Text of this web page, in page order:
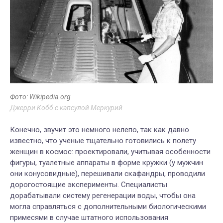
Фото: Wikipedia.org
Джерри Кобб с капсулой Меркурий
Конечно, звучит это немного нелепо, так как давно
известно, что ученые тщательно готовились к полету
женщин в космос: проектировали, учитывая особенности
фигуры, туалетные аппараты в форме кружки (у мужчин
они конусовидные), перешивали скафандры, проводили
дорогостоящие эксперименты. Специалисты
дорабатывали систему регенерации воды, чтобы она
могла справляться с дополнительными биологическими
примесями в случае штатного использования